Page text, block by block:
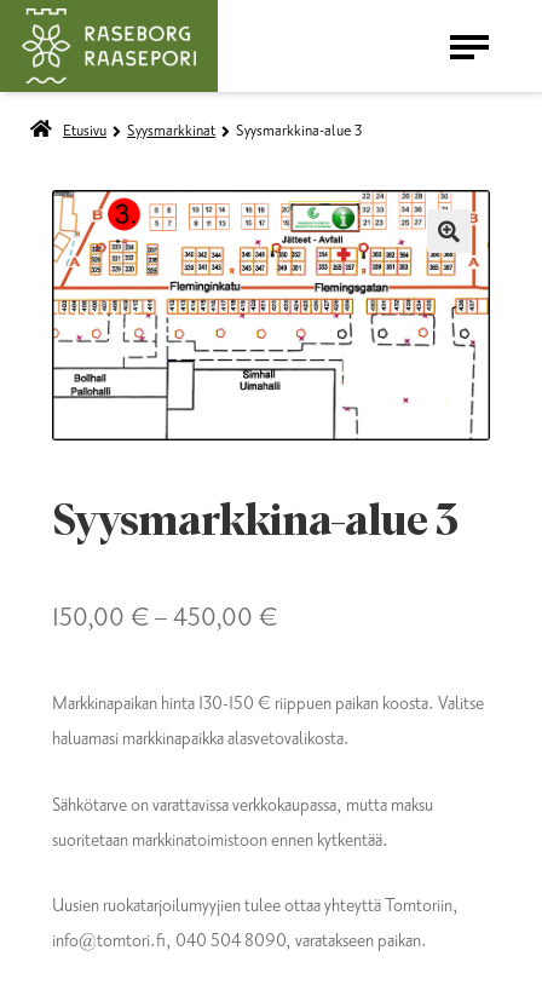
ALEMMAN
TASON
VALIKKO
Etusivu Syysmarkkinat Syysmarkkina-alue 3
🔍
Syysmarkkina-alue 3
150,00€–450,00€Hintaluokka:
–
Markkinapaikan hinta 130-150 € riippuen paikan koosta. Valitse
haluamasi markkinapaikka alasvetovalikosta.
Sähkötarve on varattavissa verkkokaupassa, mutta maksu
suoritetaan markkinatoimistoon ennen kytkentää.
Uusien ruokatarjoilumyyjien tulee ottaa yhteyttä Tomtoriin,
info@tomtori.fi, 040 504 8090, varatakseen paikan.